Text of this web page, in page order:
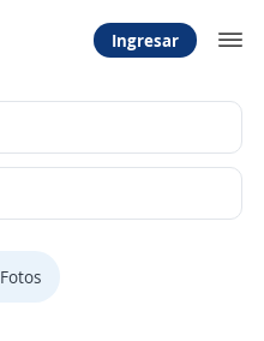
Ingresar
Fotos